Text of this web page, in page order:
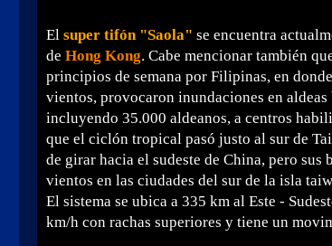
El super tifón "Saola" se encuentra
de Hong Kong. Cabe mencionar también
principios de semana por Filipinas, en
vientos, provocaron inundaciones en
incluyendo 35.000 aldeanos, a centros
que el ciclón tropical pasó justo al sur de
de girar hacia el sudeste de China, pero
vientos en las ciudades del sur de la isla
El sistema se ubica a 335 km al Este -
km/h con rachas superiores y tiene un